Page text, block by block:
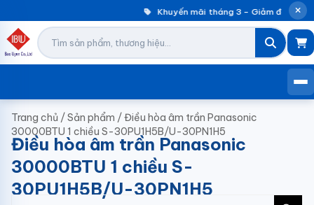
Khuyến mãi tháng 3 – Giảm đến
Trang chủ /Sản phẩm /Điều hòa âm trần Panasonic
30000BTU 1 chiều S-30PU1H5B/U-30PN1H5
Điều hòa âm trần Panasonic
30000BTU 1 chiều S-
30PU1H5B/U-30PN1H5